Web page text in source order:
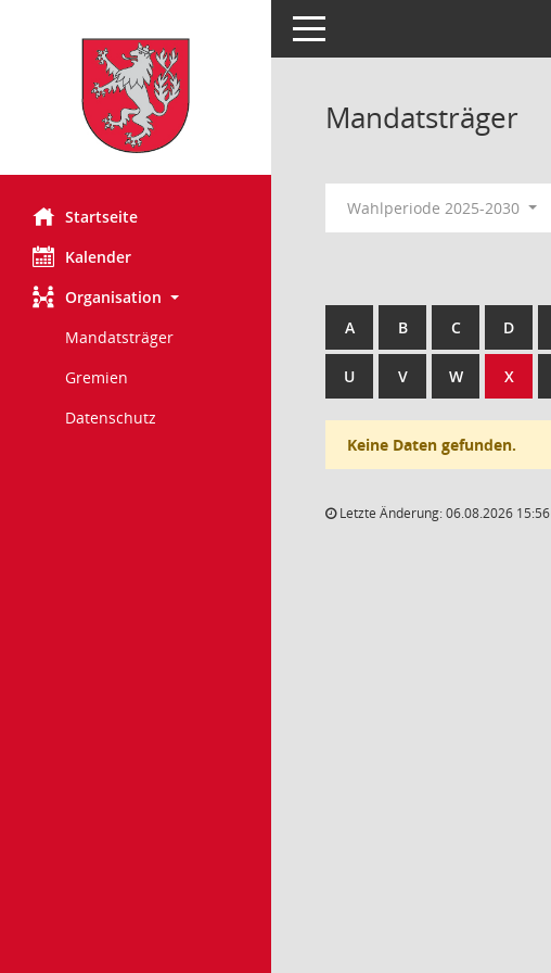
Startseite
Kalender
Organisation
Mandatsträger
Gremien
Datenschutz
Toggle navigation
Mandatsträger
Wahlperiode 2025-2030
A B C D
U V W X
Keine Daten gefunden.
Letzte Änderung: 06.08.2026 15:56